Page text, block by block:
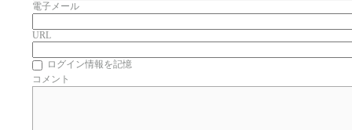
電子メール
URL
ログイン情報を記憶
コメント